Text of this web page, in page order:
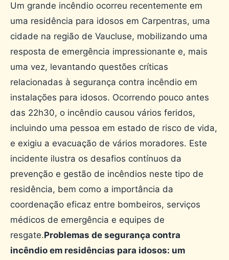
Um grande incêndio ocorreu recentemente em
uma residência para idosos em Carpentras, uma
cidade na região de Vaucluse, mobilizando uma
resposta de emergência impressionante e, mais
uma vez, levantando questões críticas
relacionadas à segurança contra incêndio em
instalações para idosos. Ocorrendo pouco antes
das 22h30, o incêndio causou vários feridos,
incluindo uma pessoa em estado de risco de vida,
e exigiu a evacuação de vários moradores. Este
incidente ilustra os desafios contínuos da
prevenção e gestão de incêndios neste tipo de
residência, bem como a importância da
coordenação eficaz entre bombeiros, serviços
médicos de emergência e equipes de
resgate.Problemas de segurança contra
incêndio em residências para idosos: um